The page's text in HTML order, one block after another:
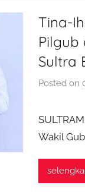
Tina-
Pilgub
Sultra
Posted on
Wakil